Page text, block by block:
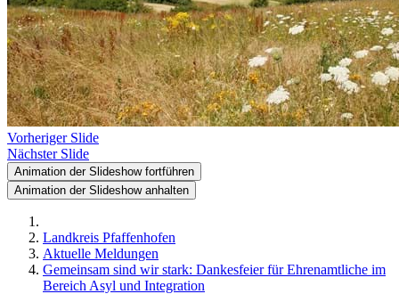
Vorheriger Slide
Nächster Slide
Animation der Slideshow fortführen
Animation der Slideshow anhalten
Landkreis Pfaffenhofen
Aktuelle Meldungen
Gemeinsam sind wir stark: Dankesfeier für Ehrenamtliche im
Bereich Asyl und Integration